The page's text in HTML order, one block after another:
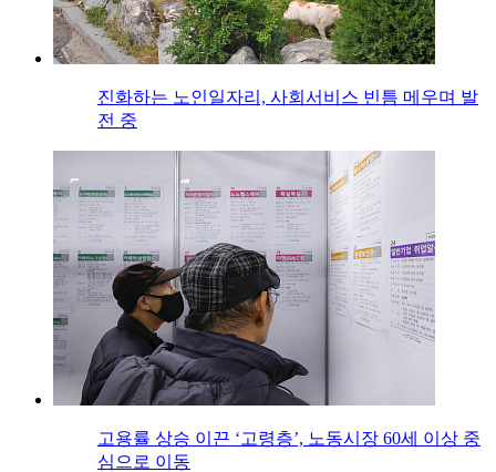
진화하는 노인일자리, 사회서비스 빈틈 메우며 발
전 중
고용률 상승 이끈 ‘고령층’, 노동시장 60세 이상 중
심으로 이동